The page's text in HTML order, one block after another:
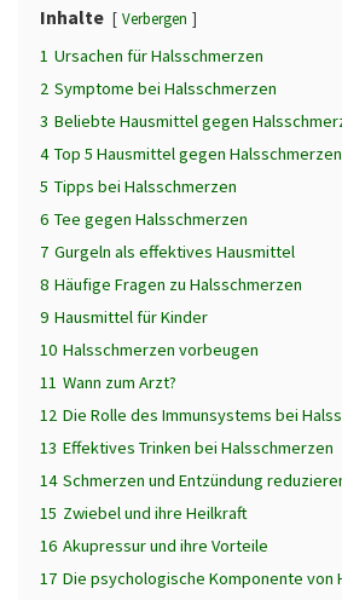
Inhalte Verbergen
1 Ursachen für Halsschmerzen
2 Symptome bei Halsschmerzen
3 Beliebte Hausmittel gegen
4 Top 5 Hausmittel gegen
5 Tipps bei Halsschmerzen
6 Tee gegen Halsschmerzen
7 Gurgeln als effektives Hausmittel
8 Häufige Fragen zu Halsschmerzen
9 Hausmittel für Kinder
10 Halsschmerzen vorbeugen
11 Wann zum Arzt?
12 Die Rolle des Immunsystems bei
13 Effektives Trinken bei Halsschmerzen
14 Schmerzen und Entzündung
15 Zwiebel und ihre Heilkraft
16 Akupressur und ihre Vorteile
17 Die psychologische Komponente von